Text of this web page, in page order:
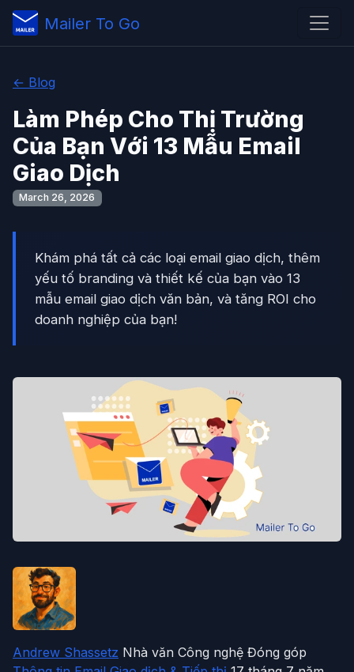
Mailer To Go
← Blog
Làm Phép Cho Thị Trường
Của Bạn Với 13 Mẫu Email
Giao Dịch
March 26, 2026
Khám phá tất cả các loại email giao dịch, thêm
yếu tố branding và thiết kế của bạn vào 13
mẫu email giao dịch văn bản, và tăng ROI cho
doanh nghiệp của bạn!
Andrew Shassetz Nhà văn Công nghệ Đóng góp